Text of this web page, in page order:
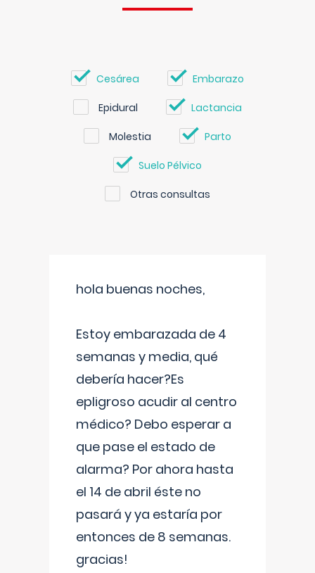
Cesárea Embarazo
Epidural Lactancia
Molestia Parto
Suelo Pélvico
Otras consultas
hola buenas noches,
Estoy embarazada de 4
semanas y media, qué
debería hacer?Es
epligroso acudir al centro
médico? Debo esperar a
que pase el estado de
alarma? Por ahora hasta
el 14 de abril éste no
pasará y ya estaría por
entonces de 8 semanas.
gracias!